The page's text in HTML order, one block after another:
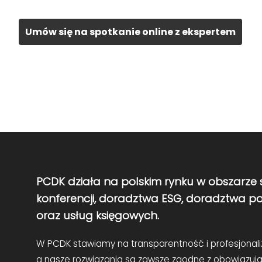
Umów się na spotkanie online z ekspertem
PCDK działa na polskim rynku w obszarze
konferencji, doradztwa ESG, doradztwa
oraz usług księgowych.
W PCDK stawiamy na transparentność i
a nasze rozwiązania są zawsze zgodne z